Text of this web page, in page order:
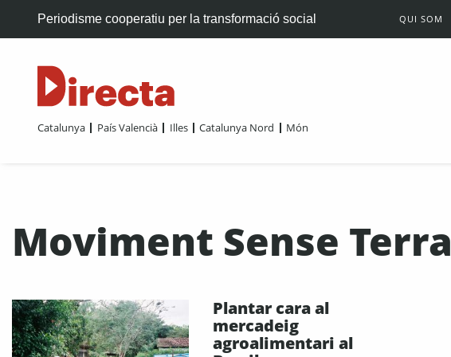
Periodisme cooperatiu per la transformació social QUI SOM
Catalunya País Valencià Illes Catalunya Nord Món
Moviment Sense Terra
Plantar cara al
mercadeig
agroalimentari al